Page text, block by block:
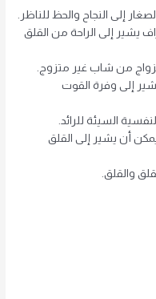
إلى النجاح والحظ للناظر.
يشير إلى الراحة من القلق
من شاب غير متزوج.
إلى وفرة القوت
السيئة للرائد.
أن يشير إلى القلق
والقلق.